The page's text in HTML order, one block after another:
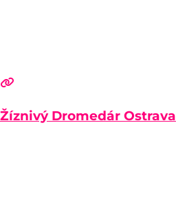
Žíznivý Dromedár Ostrava